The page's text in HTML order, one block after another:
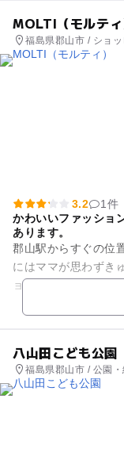
MOLTI（モルティ
福島県郡山市 / ショ
3.2
1件
かわいいファッショ
あります。
郡山駅からすぐの位
にはママが思わずき
ョン雑貨や生活雑貨
ー用品を取り扱って
八山田こども公園
福島県郡山市 / 公園